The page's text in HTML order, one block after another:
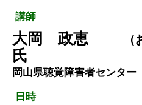
講師
大岡 政恵
氏
岡山県聴覚障害者センタ
日時